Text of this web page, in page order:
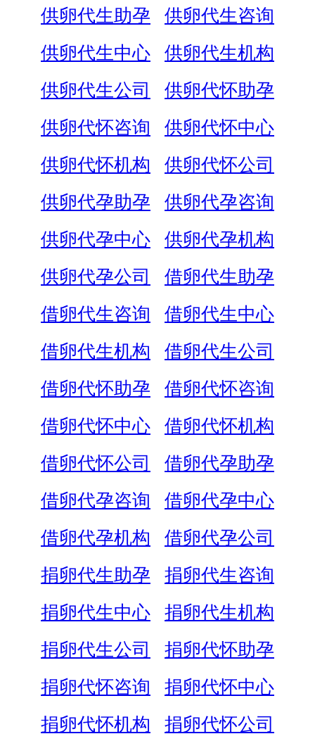
供卵代生助孕
供卵代生咨询
供卵代生中心
供卵代生机构
供卵代生公司
供卵代怀助孕
供卵代怀咨询
供卵代怀中心
供卵代怀机构
供卵代怀公司
供卵代孕助孕
供卵代孕咨询
供卵代孕中心
供卵代孕机构
供卵代孕公司
借卵代生助孕
借卵代生咨询
借卵代生中心
借卵代生机构
借卵代生公司
借卵代怀助孕
借卵代怀咨询
借卵代怀中心
借卵代怀机构
借卵代怀公司
借卵代孕助孕
借卵代孕咨询
借卵代孕中心
借卵代孕机构
借卵代孕公司
捐卵代生助孕
捐卵代生咨询
捐卵代生中心
捐卵代生机构
捐卵代生公司
捐卵代怀助孕
捐卵代怀咨询
捐卵代怀中心
捐卵代怀机构
捐卵代怀公司